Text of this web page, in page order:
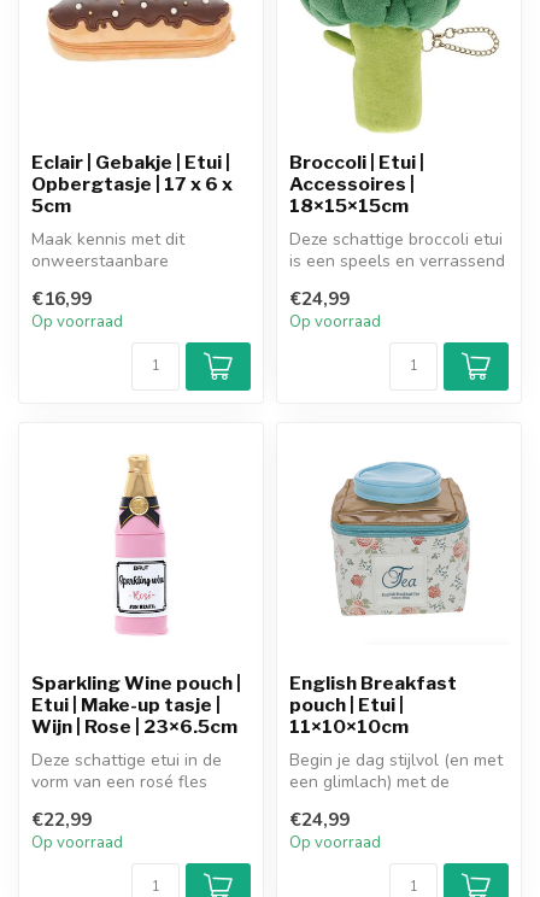
Eclair | Gebakje | Etui |
Opbergtasje | 17 x 6 x
5cm
Maak kennis met dit
onweerstaanbare
je favoriete snac...
€16,99
Op voorraad
Broccoli | Etui |
Accessoires |
18×15×15cm
Deze schattige broccoli etui
is een speels en verrassend
€24,99
Op voorraad
Sparkling Wine pouch |
Etui | Make-up tasje |
Wijn | Rose | 23×6.5cm
Deze schattige etui in de
vorm van een rosé fles
vibes...
€22,99
Op voorraad
English Breakfast
pouch | Etui |
11×10×10cm
Begin je dag stijlvol (en met
een glimlach) met de
...
€24,99
Op voorraad